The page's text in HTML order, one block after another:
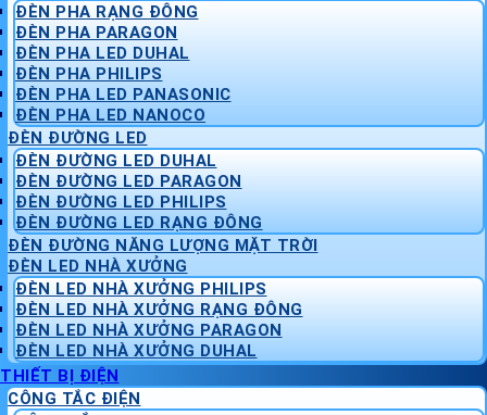
ĐÈN PHA RẠNG ĐÔNG
ĐÈN PHA PARAGON
ĐÈN PHA LED DUHAL
ĐÈN PHA PHILIPS
ĐÈN PHA LED PANASONIC
ĐÈN PHA LED NANOCO
ĐÈN ĐƯỜNG LED
ĐÈN ĐƯỜNG LED DUHAL
ĐÈN ĐƯỜNG LED PARAGON
ĐÈN ĐƯỜNG LED PHILIPS
ĐÈN ĐƯỜNG LED RẠNG ĐÔNG
ĐÈN ĐƯỜNG NĂNG LƯỢNG MẶT TRỜI
ĐÈN LED NHÀ XƯỞNG
ĐÈN LED NHÀ XƯỞNG PHILIPS
ĐÈN LED NHÀ XƯỞNG RẠNG ĐÔNG
ĐÈN LED NHÀ XƯỞNG PARAGON
ĐÈN LED NHÀ XƯỞNG DUHAL
THIẾT BỊ ĐIỆN
CÔNG TẮC ĐIỆN